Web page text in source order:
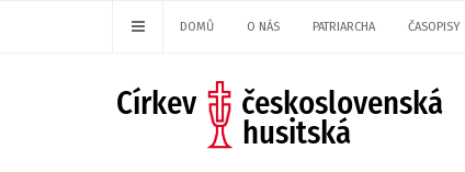
DOMŮ O NÁS PATRIARCHA ČASOPISY